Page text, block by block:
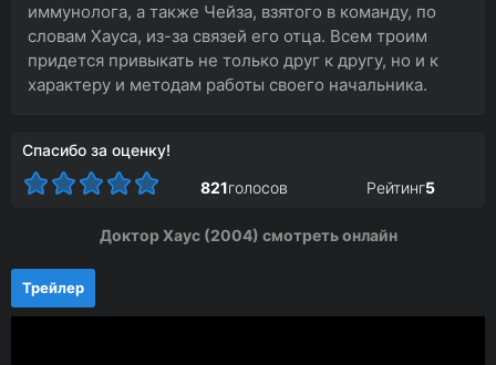
иммунолога, а также Чейза, взятого в команду, по
словам Хауса, из-за связей его отца. Всем троим
придется привыкать не только друг к другу, но и к
характеру и методам работы своего начальника.
Спасибо за оценку!
821голосов Рейтинг5
Доктор Хаус (2004) смотреть онлайн
Трейлер